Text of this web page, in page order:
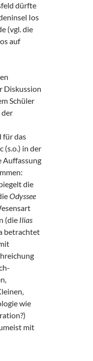
dürfte
Ios
(vgl. die
auf
Diskussion
Schüler
der
für das
(s.o.) in der
Auffassung
die
Odyssee
(die Ilias
betrachtet
wie
mit